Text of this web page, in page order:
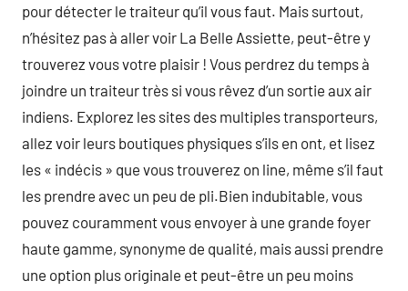
pour détecter le traiteur qu’il vous faut. Mais surtout,
n’hésitez pas à aller voir La Belle Assiette, peut-être y
trouverez vous votre plaisir ! Vous perdrez du temps à
joindre un traiteur très si vous rêvez d’un sortie aux air
indiens. Explorez les sites des multiples transporteurs,
allez voir leurs boutiques physiques s’ils en ont, et lisez
les « indécis » que vous trouverez on line, même s’il faut
les prendre avec un peu de pli.Bien indubitable, vous
pouvez couramment vous envoyer à une grande foyer
haute gamme, synonyme de qualité, mais aussi prendre
une option plus originale et peut-être un peu moins